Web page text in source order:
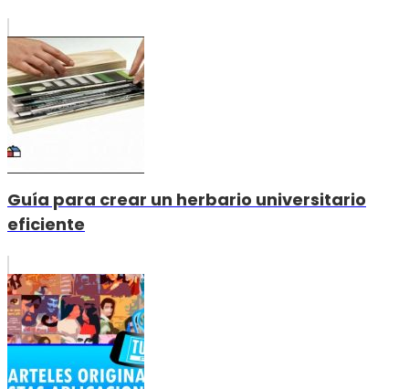
Guía para crear un herbario universitario
eficiente